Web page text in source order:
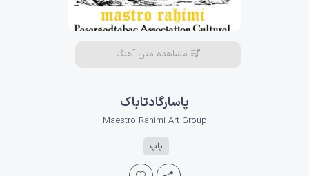
مشاهده متن آهنگ
پاسارگادتاباک
Maestro Rahimi Art Group
پاپ